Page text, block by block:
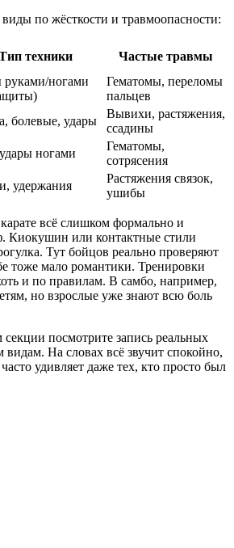
по жёсткости и травмоопасности:
техники
Частые травмы
руками/ногами
Гематомы, переломы
пальцев
болевые, удары
Вывихи, растяжения,
ссадины
ногами
Гематомы,
сотрясения
удержания
Растяжения связок,
ушибы
всё слишком формально и
Киокушин или контактные стили
Тут бойцов реально проверяют
тоже мало романтики. Тренировки
и по правилам. В самбо, например,
но взрослые уже знают всю боль
посмотрите запись реальных
видам. На словах всё звучит спокойно,
удивляет даже тех, кто просто был